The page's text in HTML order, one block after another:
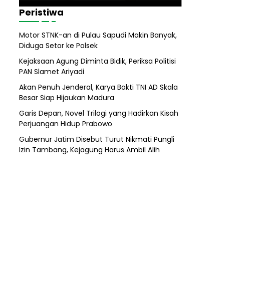
Peristiwa
Motor STNK-an di Pulau Sapudi Makin Banyak,
Diduga Setor ke Polsek
Kejaksaan Agung Diminta Bidik, Periksa Politisi
PAN Slamet Ariyadi
Akan Penuh Jenderal, Karya Bakti TNI AD Skala
Besar Siap Hijaukan Madura
Garis Depan, Novel Trilogi yang Hadirkan Kisah
Perjuangan Hidup Prabowo
Gubernur Jatim Disebut Turut Nikmati Pungli
Izin Tambang, Kejagung Harus Ambil Alih